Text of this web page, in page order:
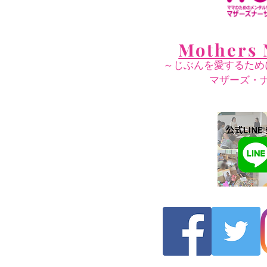
Mothers
～じぶんを愛するた
マザーズ・